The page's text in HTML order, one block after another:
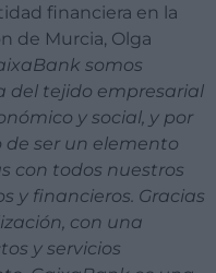
financiera en la
de Murcia, Olga
somos
del tejido empresarial
y social, y por
ser un elemento
con todos nuestros
y financieros. Gracias
con una
y servicios